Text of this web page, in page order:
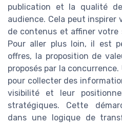
publication et la qualité
audience. Cela peut inspirer
de contenus et affiner
Pour aller plus loin, il est
offres, la proposition de
proposés par la
pour collecter des
visibilité et leur
stratégiques. Cette
dans une logique de